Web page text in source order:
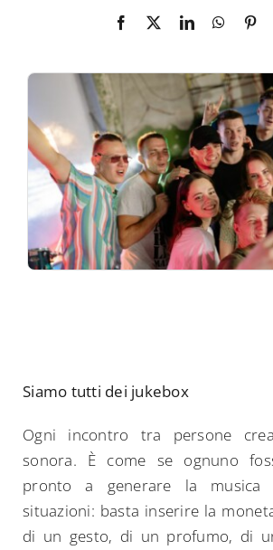
Siamo tutti dei jukebox
Ogni incontro tra persone
sonora. È come se ognuno
pronto a generare la musica
situazioni: basta inserire la
di un gesto, di un profumo, di